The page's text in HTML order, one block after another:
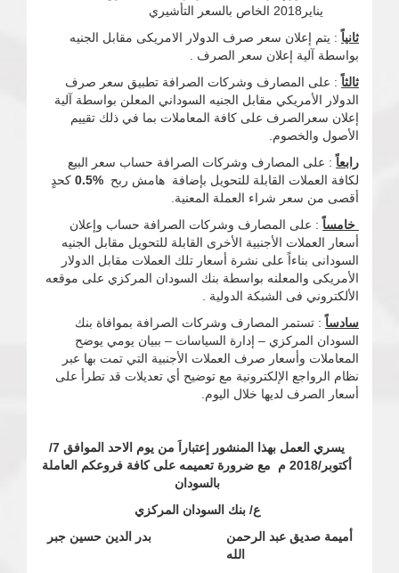
يناير2018 الخاص بالسعر التأشيري
ثانياً : يتم إعلان سعر صرف الدولار الامريكى مقابل الجنيه
بواسطة آلية إعلان سعر الصرف .
ثالثاً : على المصارف وشركات الصرافة تطبيق سعر صرف
الدولار الأمريكي مقابل الجنيه السوداني المعلن بواسطة آلية
إعلان سعرالصرف على كافة المعاملات بما في ذلك تقييم
الأصول والخصوم.
رابعاً : على المصارف وشركات الصرافة حساب سعر البيع
لكافة العملات القابلة للتحويل بإضافة هامش ربح %0.5
كحدٍ
أقصى من سعر شراء العملة المعنية.
خامساً : على المصارف وشركات الصرافة حساب وإعلان
أسعار العملات الأجنبية الأخرى القابلة للتحويل مقابل الجنيه
السودانى بناءاً على نشرة أسعار تلك العملات مقابل الدولار
الأمريكى والمعلنه بواسطة بنك السودان المركزي على موقعه
الألكتروني فى الشبكة الدولية .
سادساً : تستمر المصارف وشركات الصرافة بموافاة بنك
السودان المركزي – إدارة السياسات – ببيان يومي يوضح
المعاملات وأسعار صرف العملات الأجنبية التي تمت بها عبر
نظام الرواجع الإلكترونية مع توضيح أي تعديلات قد تطرأ على
أسعار الصرف لديها خلال اليوم.
يسري العمل بهذا المنشور إعتباراَ من
يوم الاحد الموافق 7/
أكتوبر/2018 م
مع ضرورة تعميمه على كافة فروعكم العاملة
بالسودان
ع/ بنك السودان المركزي
أميمة صديق عبد الرحمن بدر
الدين حسين جبر
الله